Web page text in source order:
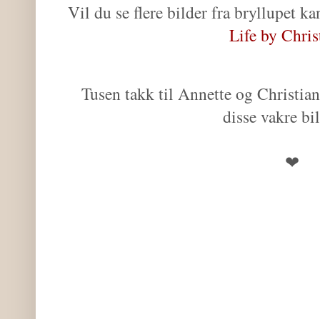
Vil du se flere bilder fra bryllupet
Life by
Tusen takk til Annette og
disse vakre
❤